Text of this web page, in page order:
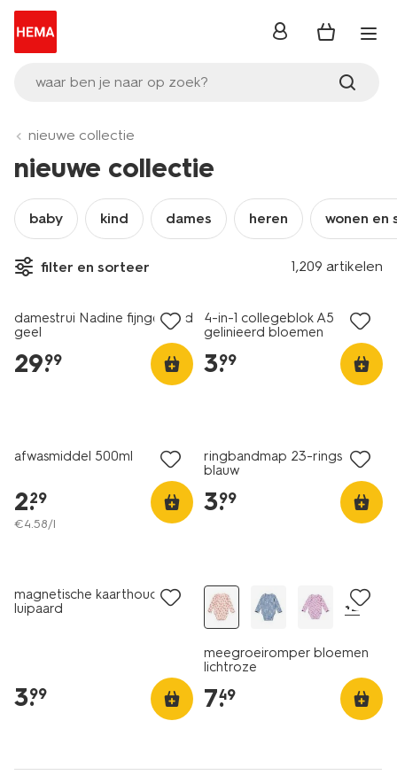
waar ben je naar op zoek?
inloggen
nieuwe collectie
nieuwe collectie
baby kind dames heren wonen en
filter en sorteer 1,209 artikelen
nieuw
damestrui Nadine fijngebreid
geel
29.
99
4-in-1 collegeblok A5
gelinieerd bloemen
3.
99
afwasmiddel 500ml
2.
29
€4.58/l
ringbandmap 23-rings A4
blauw
3.
99
magnetische kaarthouder
luipaard
3.
99
+2
meegroeiromper bloemen
lichtroze
7.
49